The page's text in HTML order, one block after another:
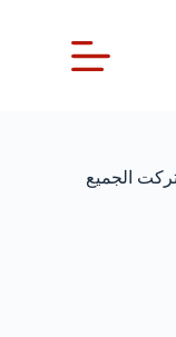
الجميع